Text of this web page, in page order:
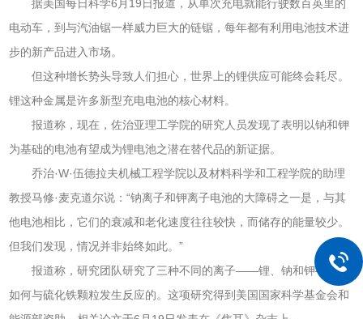
据美国每日科学6月19日报道，从单次充电就能行驶数百英里的
电动车，到与汽油锯一样威力巨大的链锯，每年都有利用电池技术进
步的新产品进入市场。
但这种增长势头导致人们担心，世界上的锂供应可能终会耗尽。
锂这种金属是许多新型充电电池的核心材料。
报道称，现在，佐治亚理工学院的研究人员发现了表明以钠和钾
为基础的电池有望成为锂电池之潜在替代品的新证据。
乔治·W·伍德拉夫机械工程学院以及材料科学和工程学院的助理
教授马修·麦克道尔说：“钠离子和钾离子电池的大障碍之一是，与其
他电池相比，它们的衰减和老化速度往往较快，而储存的能量较少。
但我们发现，情况并非始终如此。”
报道称，研究团队研究了三种不同的离子——锂、钠和钾——是
如何与硫化铁颗粒发生反应的。这项研究得到美国国家科学基金会和